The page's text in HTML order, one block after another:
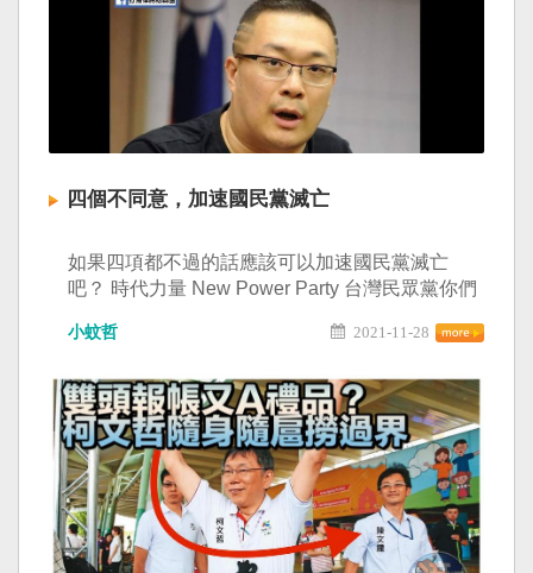
四個不同意，加速國民黨滅亡
如果四項都不過的話應該可以加速國民黨滅亡
吧？ 時代力量 New Power Party 台灣民眾黨你們
小蚊哲 2021-11-28